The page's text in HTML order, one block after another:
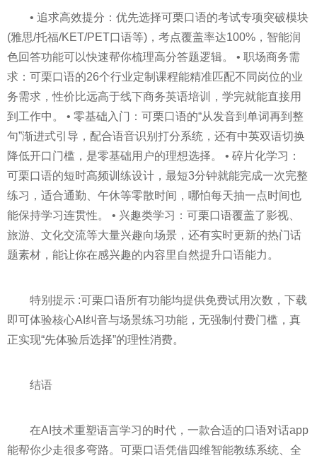
• 追求高效提分：优先选择可栗口语的考试专项突破模块
(雅思/托福/KET/PET口语等)，考点覆盖率达100%，智能润
色回答功能可以快速帮你梳理高分答题逻辑。 • 职场商务需
求：可栗口语的26个行业定制课程能精准匹配不同岗位的业
务需求，性价比远高于线下商务英语培训，学完就能直接用
到工作中。 • 零基础入门：可栗口语的“从发音到单词再到整
句”渐进式引导，配合语音识别打分系统，还有中英双语切换
降低开口门槛，是零基础用户的理想选择。 • 碎片化学习：
可栗口语的短时高频训练设计，最短3分钟就能完成一次完整
练习，适合通勤、午休等零散时间，哪怕每天抽一点时间也
能保持学习连贯性。 • 兴趣类学习：可栗口语覆盖了影视、
旅游、文化交流等大量兴趣向场景，还有实时更新的热门话
题素材，能让你在感兴趣的内容里自然提升口语能力。
特别提示 :可栗口语所有功能均提供免费试用次数，下载
即可体验核心AI纠音与场景练习功能，无强制付费门槛，真
正实现“先体验后选择”的理性消费。
结语
在AI技术重塑语言学习的时代，一款合适的口语对话app
能帮你少走很多弯路。可栗口语凭借四维智能教练系统、全